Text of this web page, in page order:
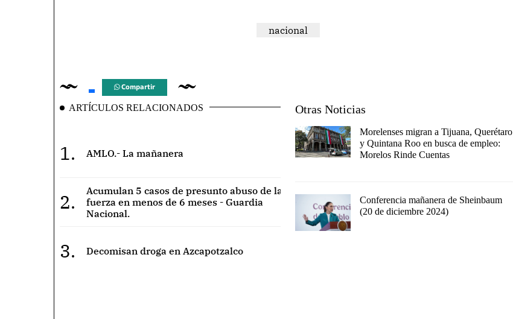
nacional
Compartir
ARTÍCULOS RELACIONADOS
1. AMLO.- La mañanera
2.
Acumulan 5 casos de presunto abuso de la
fuerza en menos de 6 meses - Guardia
Nacional.
3. Decomisan droga en Azcapotzalco
Otras Noticias
Morelenses migran a Tijuana, Querétaro
y Quintana Roo en busca de empleo:
Morelos Rinde Cuentas
Conferencia mañanera de Sheinbaum
(20 de diciembre 2024)